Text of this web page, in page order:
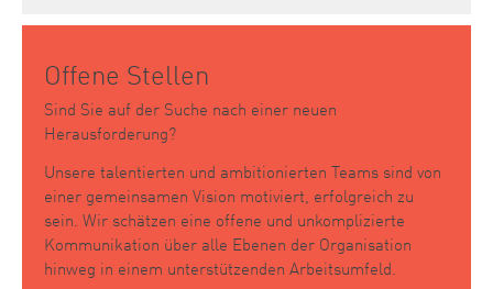
Offene Stellen
Sind Sie auf der Suche nach einer neuen
Herausforderung?
Unsere talentierten und ambitionierten Teams sind von
einer gemeinsamen Vision motiviert, erfolgreich zu
sein. Wir schätzen eine offene und unkomplizierte
Kommunikation über alle Ebenen der Organisation
hinweg in einem unterstützenden Arbeitsumfeld.